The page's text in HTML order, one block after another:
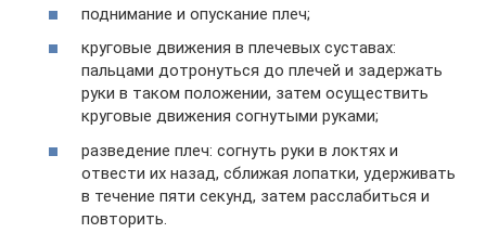
поднимание и опускание плеч;
круговые движения в плечевых суставах:
пальцами дотронуться до плечей и задержать
руки в таком положении, затем осуществить
круговые движения согнутыми руками;
разведение плеч: согнуть руки в локтях и
отвести их назад, сближая лопатки, удерживать
в течение пяти секунд, затем расслабиться и
повторить.